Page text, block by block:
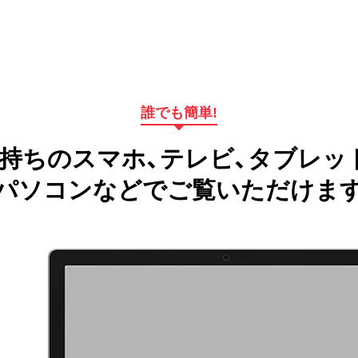
誰でも簡単!
ちのスマホ、テレビ、タブレッ
ソコンなどでご覧いただけま